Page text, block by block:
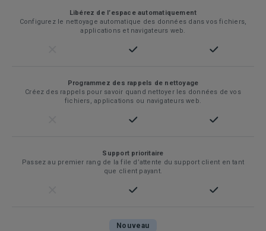
Libérez de l’espace automatiquement
Configurez le nettoyage automatique des données dans vos fichiers,
applications et navigateurs web.
Programmez des rappels de nettoyage
Créez des rappels pour savoir quand nettoyer les données de vos
fichiers, applications ou navigateurs web.
Support prioritaire
Passez au premier rang de la file d’attente du support client en tant
que client payant.
Nouveau